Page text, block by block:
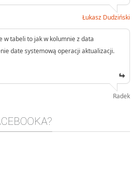
Łukasz Dudziński
w tabeli to jak w kolumnie z data
date systemową operacji aktualizacji.
Radek